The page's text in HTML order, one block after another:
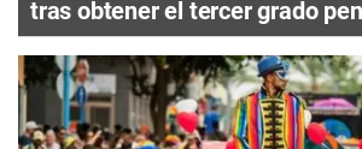
tras obtener el tercer grado